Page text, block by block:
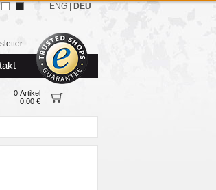
0 Artikel
0,00 €
ENG DEU